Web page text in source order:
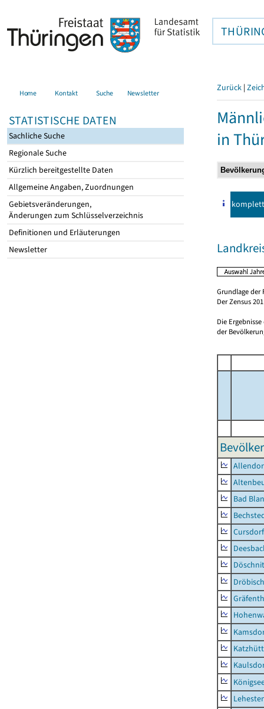
Home Kontakt Suche Newsletter
STATISTISCHE DATEN
Sachliche Suche
Regionale Suche
Kürzlich bereitgestellte Daten
Allgemeine Angaben, Zuordnungen
Gebietsveränderungen,
Änderungen zum Schlüsselverzeichnis
Definitionen und Erläuterungen
Newsletter
Zurück |
in
komplett
Grundlage der
Der Zensus
Die
der
Bad
Cursdorf